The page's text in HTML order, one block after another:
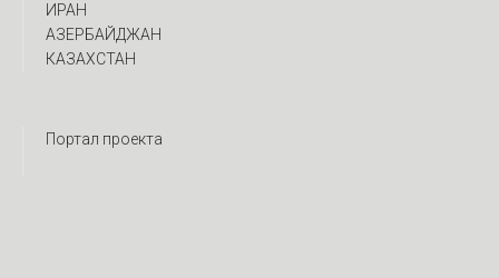
ИРАН
АЗЕРБАЙДЖАН
КАЗАХСТАН
Портал проекта